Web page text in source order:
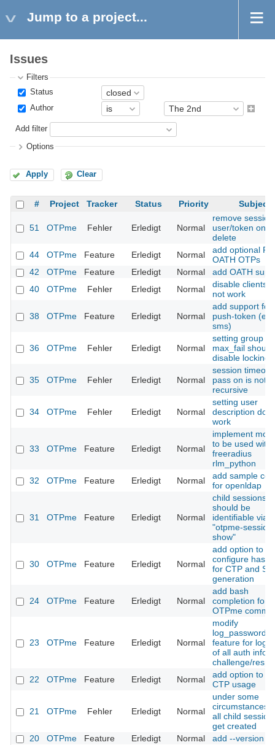
Jump to a project...
Issues
Filters
Status
Author
Add filter
Options
Apply Clear
# Project Tracker Status Priority Subject
51 OTPme Fehler Erledigt Normal
remove
user/token on
delete
44
OTPme Feature Erledigt Normal
add optional
OATH OTPs
42
OTPme Feature Erledigt Normal
add OATH
40
OTPme Fehler Erledigt Normal
disable clients
not work
38 OTPme Feature Erledigt Normal
add support for
push-token
sms)
36 OTPme Fehler Erledigt Normal
setting group
max_fail should
disable locking
35 OTPme Fehler Erledigt Normal
session timeout
pass on is not
recursive
34 OTPme Fehler Erledigt Normal
setting user
description
work
33 OTPme Feature Erledigt Normal
implement
to be used with
freeradius
rlm_python
32
OTPme Feature Erledigt Normal
add sample
for openldap
31 OTPme Feature Erledigt Normal
child sessions
should be
identifiable via
"otpme-session
show"
30 OTPme Feature Erledigt Normal
add option to
configure hash
for CTP and
generation
24 OTPme Feature Erledigt Normal
add bash
completion for
OTPme
23 OTPme Feature Erledigt Normal
modify
log_passwords
feature for
of all auth infos
challenge/
22
OTPme Feature Erledigt Normal
add option to
CTP usage
21 OTPme Fehler Erledigt Normal
under some
circumstances
all child
get created
20
OTPme Feature Erledigt Normal add --version